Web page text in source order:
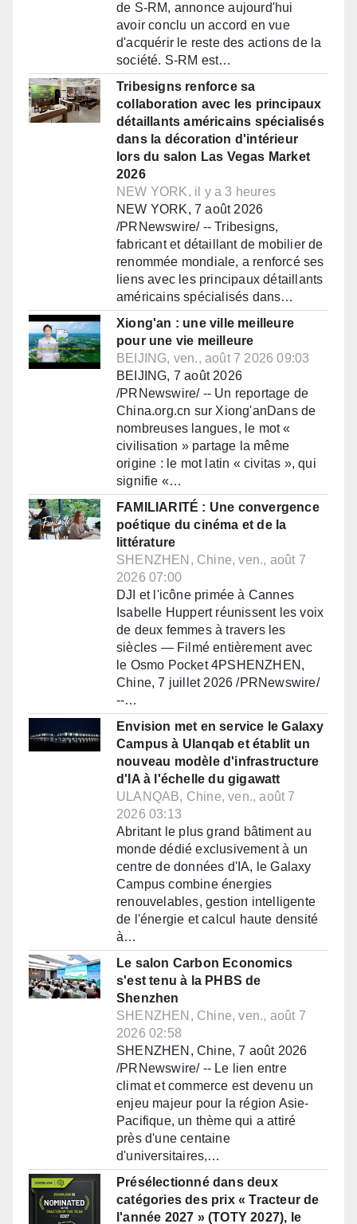
de S-RM, annonce aujourd'hui
avoir conclu un accord en vue
d'acquérir le reste des actions de la
société. S-RM est…
Tribesigns renforce sa
collaboration avec les principaux
détaillants américains spécialisés
dans la décoration d'intérieur
lors du salon Las Vegas Market
2026
NEW YORK, il y a 3 heures
NEW YORK, 7 août 2026
/PRNewswire/ -- Tribesigns,
fabricant et détaillant de mobilier de
renommée mondiale, a renforcé ses
liens avec les principaux détaillants
américains spécialisés dans…
Xiong'an : une ville meilleure
pour une vie meilleure
BEIJING, ven., août 7 2026 09:03
BEIJING, 7 août 2026
/PRNewswire/ -- Un reportage de
China.org.cn sur Xiong'anDans de
nombreuses langues, le mot «
civilisation » partage la même
origine : le mot latin « civitas », qui
signifie «…
FAMILIARITÉ : Une convergence
poétique du cinéma et de la
littérature
SHENZHEN, Chine, ven., août 7
2026 07:00
DJI et l'icône primée à Cannes
Isabelle Huppert réunissent les voix
de deux femmes à travers les
siècles — Filmé entièrement avec
le Osmo Pocket 4PSHENZHEN,
Chine, 7 juillet 2026 /PRNewswire/
--…
Envision met en service le Galaxy
Campus à Ulanqab et établit un
nouveau modèle d'infrastructure
d'IA à l'échelle du gigawatt
ULANQAB, Chine, ven., août 7
2026 03:13
Abritant le plus grand bâtiment au
monde dédié exclusivement à un
centre de données d'IA, le Galaxy
Campus combine énergies
renouvelables, gestion intelligente
de l'énergie et calcul haute densité
à…
Le salon Carbon Economics
s'est tenu à la PHBS de
Shenzhen
SHENZHEN, Chine, ven., août 7
2026 02:58
SHENZHEN, Chine, 7 août 2026
/PRNewswire/ -- Le lien entre
climat et commerce est devenu un
enjeu majeur pour la région Asie-
Pacifique, un thème qui a attiré
près d'une centaine
d'universitaires,…
Présélectionné dans deux
catégories des prix « Tracteur de
l'année 2027 » (TOTY 2027), le